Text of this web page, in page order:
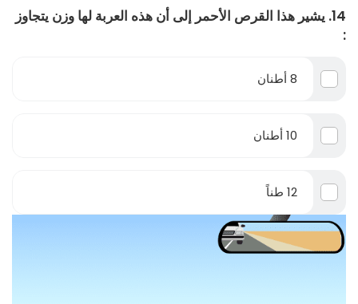
14. يشير هذا القرص الأحمر إلى أن هذه العربة لها وزن يتجاوز
:
8 أطنان
10 أطنان
12 طناً